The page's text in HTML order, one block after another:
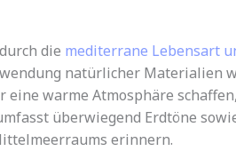
die mediterrane Lebensart
natürlicher Materialien
warme Atmosphäre
überwiegend Erdtöne
erinnern.